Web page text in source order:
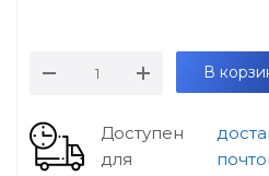
В
Доступен
для